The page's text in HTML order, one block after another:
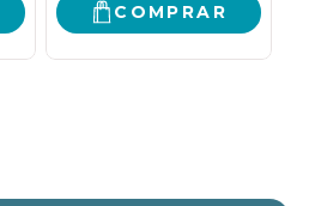
COMPRAR